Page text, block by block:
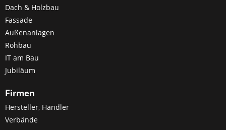
Dach & Holzbau
Fassade
Außenanlagen
Rohbau
IT am Bau
Jubiläum
Firmen
Hersteller, Händler
Verbände